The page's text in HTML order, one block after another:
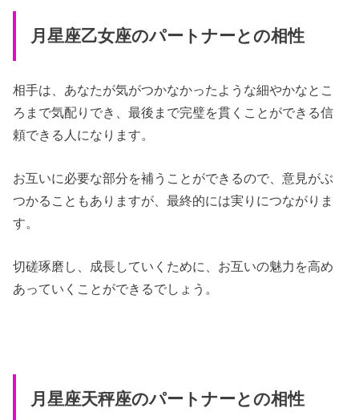
月星座乙女座のパートナーとの相性
相手は、あなたが気がつかなかったような細やかなとこ
ろまで気配りでき、最後まで完璧を貫くことができる信
頼できる人になります。
お互いに必要な部分を補うことができるので、意見がぶ
つかることもありますが、最終的には実りにつながりま
す。
切磋琢磨し、成長していくために、お互いの魅力を高め
あっていくことができるでしょう。
月星座天秤座のパートナーとの相性